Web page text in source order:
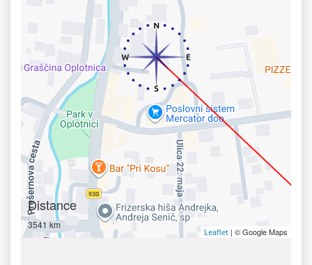
Distance
3541 km
Leaflet | © Google Maps